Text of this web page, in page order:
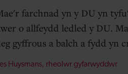
farchnad yn y DU yn
o allfeydd ledled y DU.
gyffrous a balch a fydd yn
Huysmans, rheolwr gyfarwyddwr